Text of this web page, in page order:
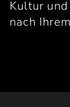
Kultur
nach